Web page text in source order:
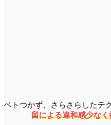
ベトつかず、さらさらしたテ
留による違和感少な